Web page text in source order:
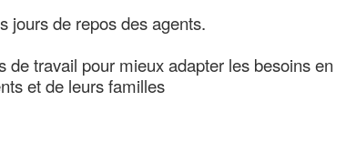
jours de repos des agents.
travail pour mieux adapter les besoins en
et de leurs familles